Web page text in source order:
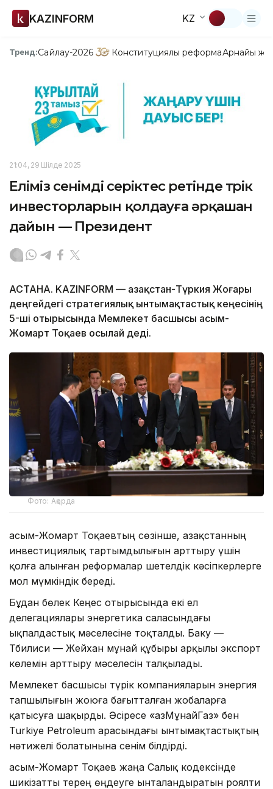
KAZINFORM KZ
Тренд:Сайлау-2026 Конституциялық реформаАрнайы
21:04, 29 Шілде 2025
Еліміз сенімді серіктес ретінде түрік
инвесторларын қолдауға әрқашан
дайын — Президент
АСТАНА. KAZINFORM — Қазақстан-Түркия Жоғары
деңгейдегі стратегиялық ынтымақтастық кеңесінің
5-ші отырысында Мемлекет басшысы Қасым-
Жомарт Тоқаев осылай деді.
Фото: Ақорда
Қасым-Жомарт Тоқаевтың сөзінше, Қазақстанның
инвестициялық тартымдылығын арттыру үшін
қолға алынған реформалар шетелдік кәсіпкерлерге
мол мүмкіндік береді.
Бұдан бөлек Кеңес отырысында екі ел
делегациялары энергетика саласындағы
ықпалдастық мәселесіне тоқталды. Баку —
Тбилиси — Жейхан мұнай құбыры арқылы экспорт
көлемін арттыру мәселесін талқылады.
Мемлекет басшысы түрік компанияларын энергия
тапшылығын жоюға бағытталған жобаларға
қатысуға шақырды. Әсіресе «ҚазМұнайГаз» бен
Turkiye Petroleum арасындағы ынтымақтастықтың
нәтижелі болатынына сенім білдірді.
Қасым-Жомарт Тоқаев жаңа Салық кодексінде
шикізатты терең өңдеуге ынталандыратын роялти